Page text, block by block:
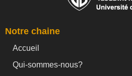
Notre chaine
Accueil
Qui-sommes-nous?